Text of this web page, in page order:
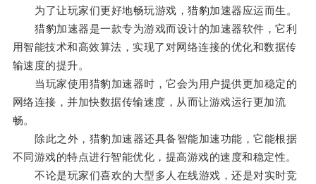
为了让玩家们更好地畅玩游戏，猎豹加速器应运而生。
猎豹加速器是一款专为游戏而设计的加速器软件，它利
用智能技术和高效算法，实现了对网络连接的优化和数据传
输速度的提升。
当玩家使用猎豹加速器时，它会为用户提供更加稳定的
网络连接，并加快数据传输速度，从而让游戏运行更加流
畅。
除此之外，猎豹加速器还具备智能加速功能，它能根据
不同游戏的特点进行智能优化，提高游戏的速度和稳定性。
不论是玩家们喜欢的大型多人在线游戏，还是对实时竞